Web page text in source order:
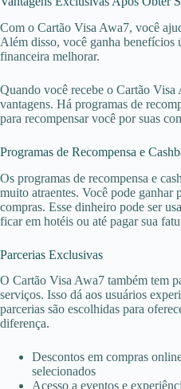
Com o Cartão Visa Awa7, você
Além disso, você ganha benefícios
financeira melhorar.
Quando você recebe o Cartão
vantagens. Há programas de
para recompensar você por suas
Programas de Recompensa e
Os programas de recompensa e
muito atraentes. Você pode ganhar
compras. Esse dinheiro pode ser
ficar em hotéis ou até pagar sua
Parcerias Exclusivas
O Cartão Visa Awa7 também tem
serviços. Isso dá aos usuários
parcerias são escolhidas para
diferença.
Descontos em compras
selecionados
Acesso a eventos e